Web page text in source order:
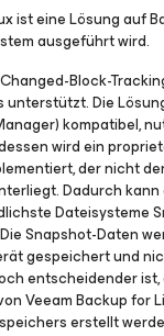
ist eine Lösung auf
ausgeführt wird.
Block-
unterstützt. Die
kompatibel,
wird ein
der nicht
Dadurch kann
Dateisysteme
Snapshot-Daten
gespeichert und
entscheidender ist,
Veeam Backupfor
erstellt